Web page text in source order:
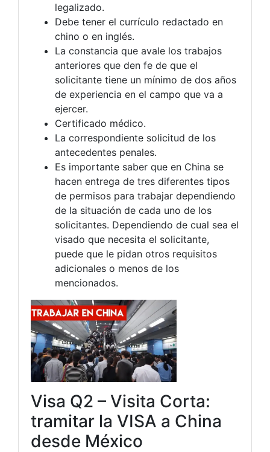
legalizado.
Debe tener el currículo redactado en
chino o en inglés.
La constancia que avale los trabajos
anteriores que den fe de que el
solicitante tiene un mínimo de dos años
de experiencia en el campo que va a
ejercer.
Certificado médico.
La correspondiente solicitud de los
antecedentes penales.
Es importante saber que en China se
hacen entrega de tres diferentes tipos
de permisos para trabajar dependiendo
de la situación de cada uno de los
solicitantes. Dependiendo de cual sea el
visado que necesita el solicitante,
puede que le pidan otros requisitos
adicionales o menos de los
mencionados.
Visa Q2 – Visita Corta:
tramitar la VISA a China
desde México